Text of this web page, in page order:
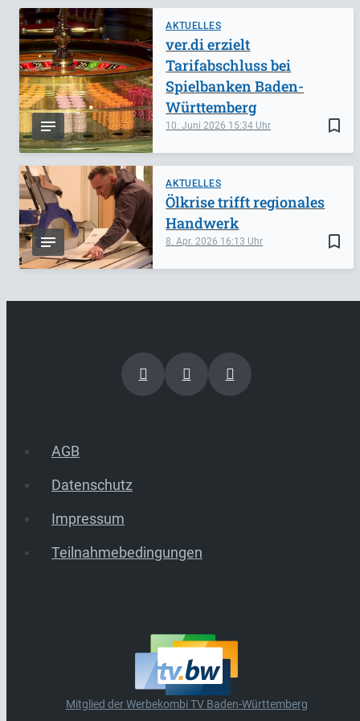
AKTUELLES
bookmark_border
10. Juni 2026 15:34
ver.di erzielt
Tarifabschluss bei
Spielbanken Baden-
Württemberg
AKTUELLES
bookmark_border
8. Apr. 2026 16:13
Ölkrise trifft regionales
Handwerk
AGB
Datenschutz
Impressum
Teilnahmebedingungen
Mitglied der Werbekombi TV Baden-Württemberg